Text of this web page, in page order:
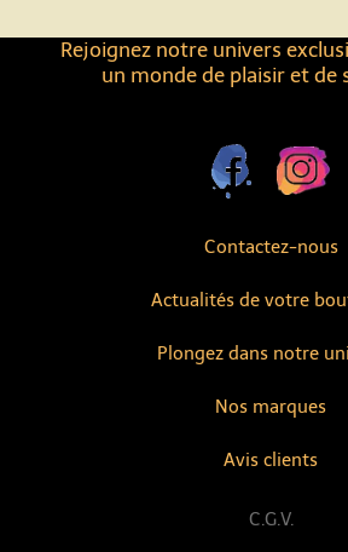
Contactez-nous
Actualités de votre
Avis clients
Nos marques
Rejoignez notre univers
un monde de plaisir et de
Plongez dans notre
C.G.V.